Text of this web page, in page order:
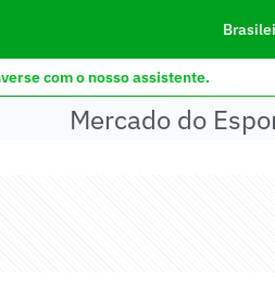
com o nosso assistente.
Mercado do